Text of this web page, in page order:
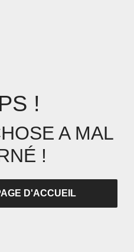
!
A MAL
!
D'ACCUEIL